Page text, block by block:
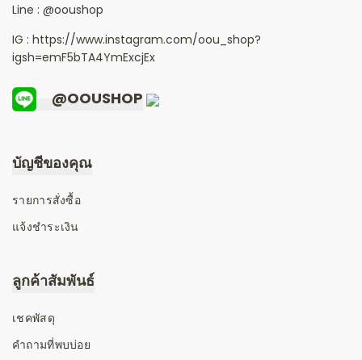
Line : @ooushop
IG : https://www.instagram.com/oou_shop?
igsh=emF5bTA4YmExcjEx
@OOUSHOP
บัญชีของคุณ
รายการสั่งซื้อ
แจ้งชำระเงิน
ลูกค้าสัมพันธ์
เชคพัสดุ
คำถามที่พบบ่อย